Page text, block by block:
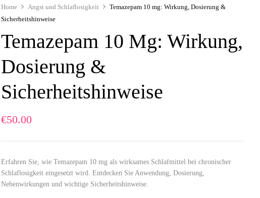
Home Angst und Schlaflosigkeit
Temazepam 10 mg: Wirkung, Dosierung &
Sicherheitshinweise
Temazepam 10 Mg: Wirkung,
Dosierung &
Sicherheitshinweise
€50.00
Erfahren Sie, wie Temazepam 10 mg als wirksames Schlafmittel bei chronischer
Schlaflosigkeit eingesetzt wird. Entdecken Sie Anwendung, Dosierung,
Nebenwirkungen und wichtige Sicherheitshinweise.